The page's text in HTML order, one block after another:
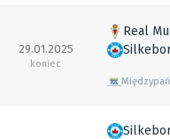
29.01.2025
koniec
Real